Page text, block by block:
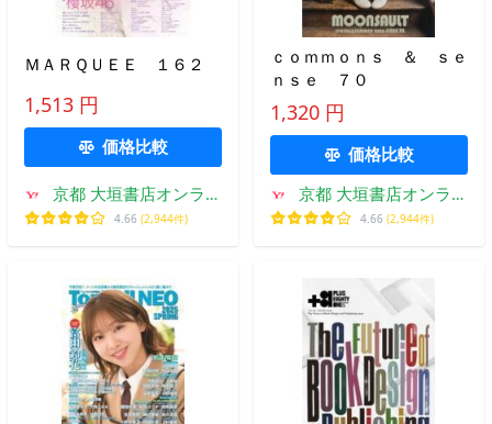
ＭＡＲＱＵＥＥ １６２
1,513 円
価格比較
京都 大垣書店オンライ
ン
4.66 (2,944件)
ｃｏｍｍｏｎｓ ＆ ｓｅ
ｎｓｅ ７０
1,320 円
価格比較
京都 大垣書店オンライ
ン
4.66 (2,944件)